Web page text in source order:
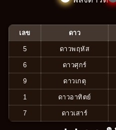
เลข ดาว
5 ดาวพฤหัส
6 ดาวศุกร์
9 ดาวเกตุ
1 ดาวอาทิตย์
7 ดาวเสาร์